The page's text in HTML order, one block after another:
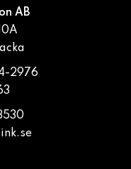
AB
2976